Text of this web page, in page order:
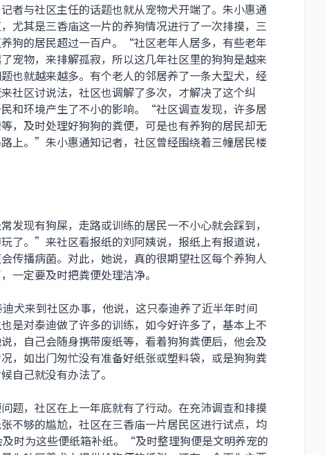
者与社区主任的话题也就从宠物犬开端了。朱小惠通
尤其是三香庙这一片的养狗情况进行了一次排摸，三
狗的居民超过一百户。“社区老年人居多，有些老年
宠物，来排解孤寂，所以这几年社区里的狗狗是越来
也就越来越多。有个老人的邻居养了一条大型犬，经
社区讨说法，社区也调解了多次，才解决了这个纠
和环境产生了不小的影响。“社区调查发现，许多居
，及时处理好狗狗的粪便，可是也有养狗的居民却无
上。”朱小惠通知记者，社区曾经围绕着三幢居民楼
现有狗屎，走路或训练的居民一不小心就会踩到，
了。”来社区看报纸的刘阿姨说，报纸上有报道说，
传播病菌。对此，她说，真的很期望社区每个养狗人
一定要及时把粪便处理洁净。
犬来到社区办事，他说，这只泰迪养了近半年时间
是对泰迪做了许多的训练，如今好许多了，基本上不
，自己会随身携带废纸等，看着狗狗粪便后，他会及
，如出门匆忙没有准备好纸张或塑料袋，或是狗狗粪
自己就没有办法了。
题，社区在上一年底就有了行动。在充沛调查和排摸
不够的尴尬，社区在三香庙一片居民区进行试点，均
时为这些便纸箱补纸。“及时整理狗便是文明养宠的